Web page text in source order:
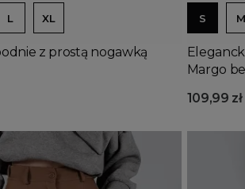
L XL
z prostą nogawką
S M
Margo
109,99 zł